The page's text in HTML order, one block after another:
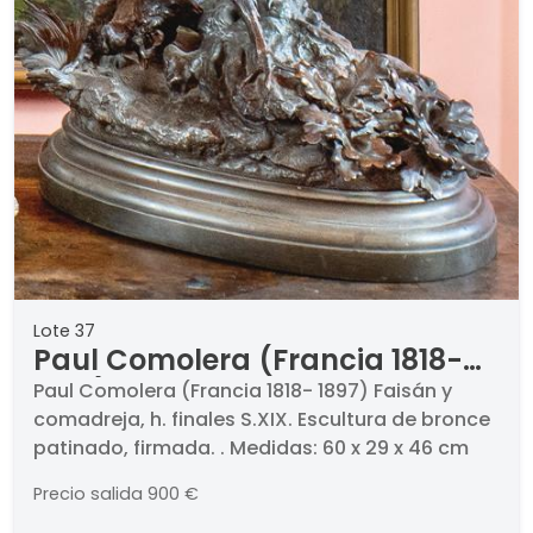
Lote 37
Paul Comolera (Francia 1818-
1897) "Faisán y comadreja", h.
finales S.XIX
Paul Comolera (Francia 1818- 1897) Faisán y
comadreja, h. finales S.XIX. Escultura de bronce
patinado, firmada. . Medidas: 60 x 29 x 46 cm
Precio salida 900 €